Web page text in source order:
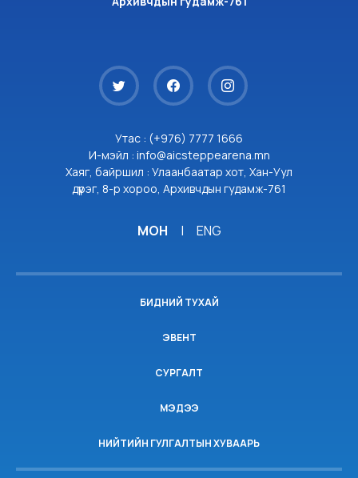
Утас : (+976) 7777 1666
И-мэйл : info@aicsteppearena.mn
Хаяг, байршил : Улаанбаатар хот, Хан-Уул
дүүрэг, 8-р хороо, Архивчдын гудамж-761
МОН | ENG
БИДНИЙ ТУХАЙ
ЭВЕНТ
СУРГАЛТ
МЭДЭЭ
НИЙТИЙН ГУЛГАЛТЫН ХУВААРЬ